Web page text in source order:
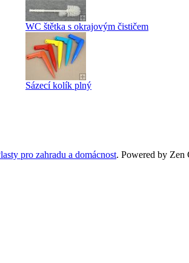
WC štětka s okrajovým čističem
Sázecí kolík plný
pro zahradu a domácnost. Powered by Zen